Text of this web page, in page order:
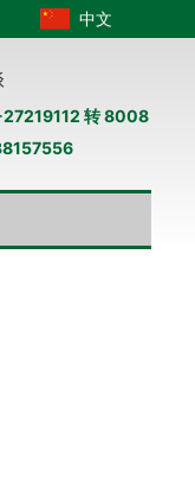
中文
转 8008